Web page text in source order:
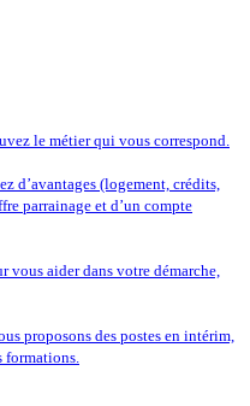
le métier qui vous correspond.
d’avantages (logement, crédits,
parrainage et d’un compte
vous aider dans votre démarche,
proposons des postes en intérim,
formations.